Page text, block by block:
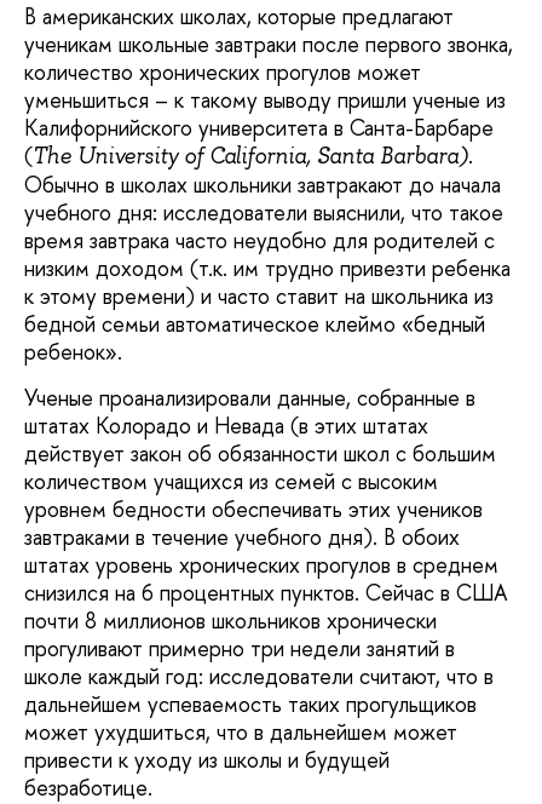
В американских школах, которые предлагают
ученикам школьные завтраки после первого звонка,
количество хронических прогулов может
уменьшиться – к такому выводу пришли ученые из
Калифорнийского университета в Санта-Барбаре
(The University of California, Santa Barbara).
Обычно в школах школьники завтракают до начала
учебного дня: исследователи выяснили, что такое
время завтрака часто неудобно для родителей с
низким доходом (т.к. им трудно привезти ребенка
к этому времени) и часто ставит на школьника из
бедной семьи автоматическое клеймо «бедный
ребенок».
Ученые проанализировали данные, собранные в
штатах Колорадо и Невада (в этих штатах
действует закон об обязанности школ с большим
количеством учащихся из семей с высоким
уровнем бедности обеспечивать этих учеников
завтраками в течение учебного дня). В обоих
штатах уровень хронических прогулов в среднем
снизился на 6 процентных пунктов. Сейчас в США
почти 8 миллионов школьников хронически
прогуливают примерно три недели занятий в
школе каждый год: исследователи считают, что в
дальнейшем успеваемость таких прогульщиков
может ухудшиться, что в дальнейшем может
привести к уходу из школы и будущей
безработице.